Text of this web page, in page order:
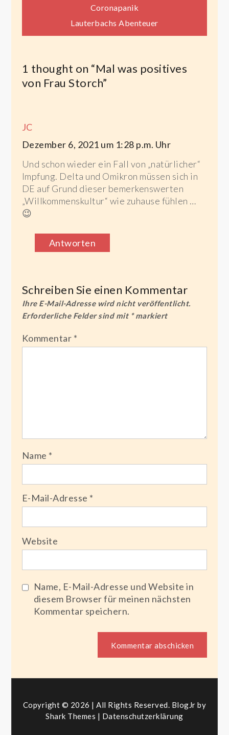
Beitragsnavigation
Coronapanik
Lauterbachs Abenteuer
1 thought on “Mal was positives
von Frau Storch”
JC
Dezember 6, 2021 um 1:28 p.m. Uhr
Und schon wieder ein Fall von „natürlicher“
Impfung. Delta und Omikron müssen sich in
DE auf Grund dieser bemerkenswerten
„Willkommenskultur“ wie zuhause fühlen …
😉
Antworten
Schreiben Sie einen Kommentar
Ihre E-Mail-Adresse wird nicht veröffentlicht.
Erforderliche Felder sind mit *markiert
Kommentar *
Name *
E-Mail-Adresse *
Website
Name, E-Mail-Adresse und Website in
diesem Browser für meinen nächsten
Kommentar speichern.
Copyright © 2026 | All Rights Reserved. BlogJr by
Shark Themes | Datenschutzerklärung